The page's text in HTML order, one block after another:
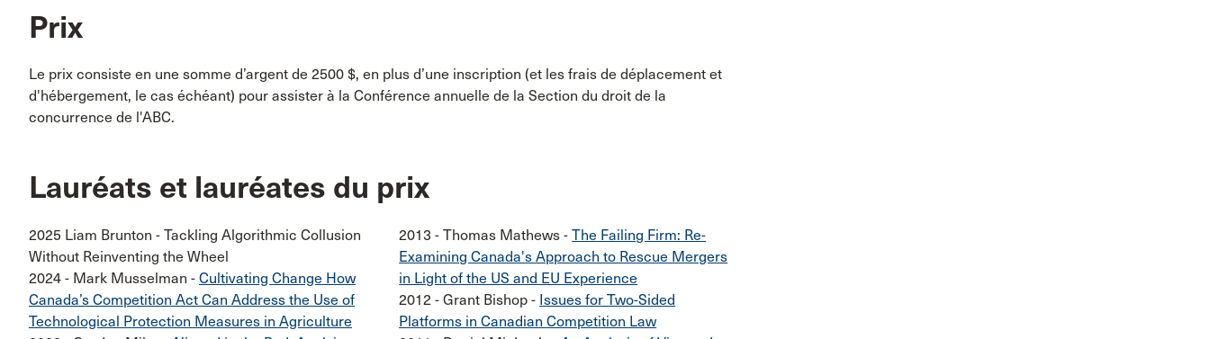
Prix
Le prix consiste en une somme d’argent de 2500 $, en plus d’une inscription (et les frais de déplacement et
d'hébergement, le cas échéant) pour assister à la Conférence annuelle de la Section du droit de la
concurrence de l'ABC.
Lauréats et lauréates du prix
2025 Liam Brunton - Tackling Algorithmic Collusion
Without Reinventing the Wheel
2024 - Mark Musselman - Cultivating Change How
Canada’s Competition Act Can Address the Use of
Technological Protection Measures in Agriculture
2013 - Thomas Mathews -The Failing Firm: Re-
Examining Canada's Approach to Rescue Mergers
in Light of the US and EU Experience
2012 - Grant Bishop - Issues for Two-Sided
Platforms in Canadian Competition Law